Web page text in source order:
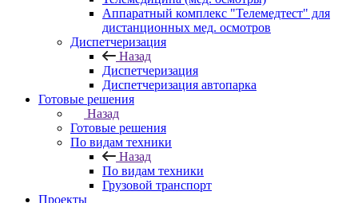
Аппаратный комплекс "Телемедтест" для
дистанционных мед. осмотров
Диспетчеризация
Назад
Диспетчеризация
Диспетчеризация автопарка
Готовые решения
Назад
Готовые решения
По видам техники
Назад
По видам техники
Грузовой транспорт
Проекты